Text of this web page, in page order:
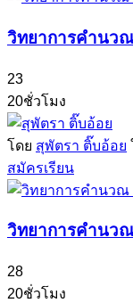
วิทยาการคำนว
23
20ชั่วโมง
โดย สุพัตรา ติ๊บอ้อย
สมัครเรียน
วิทยาการคำนว
28
20ชั่วโมง